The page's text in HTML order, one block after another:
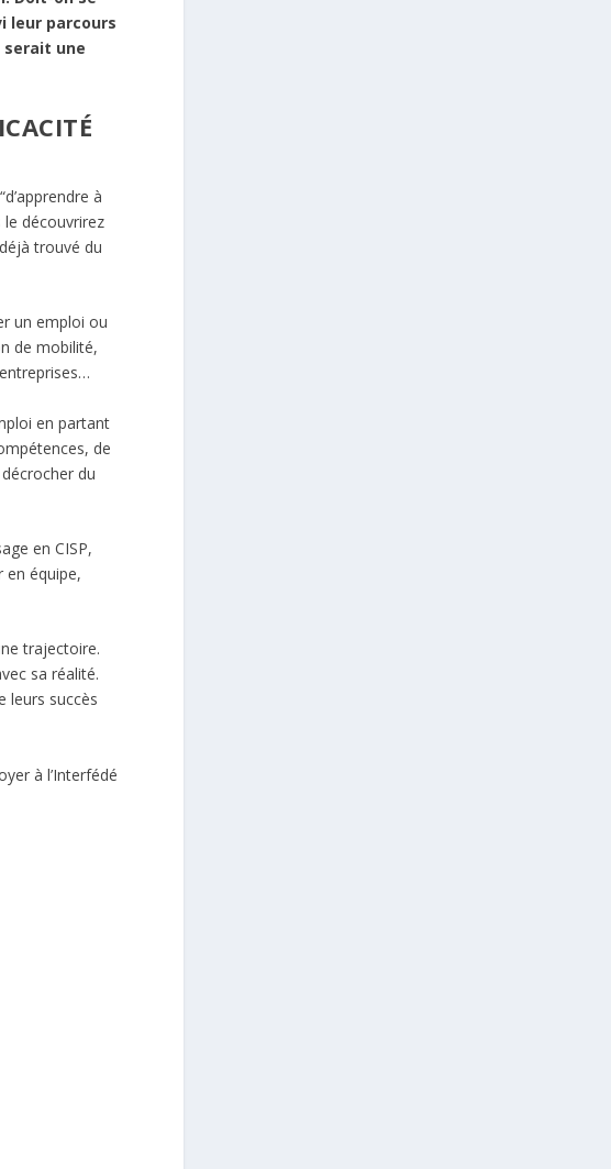
leur parcours
serait une
à
le découvrirez
trouvé du
un emploi ou
de mobilité,
en partant
de
du
en CISP,
équipe,
trajectoire.
sa réalité.
leurs succès
à l’Interfédé